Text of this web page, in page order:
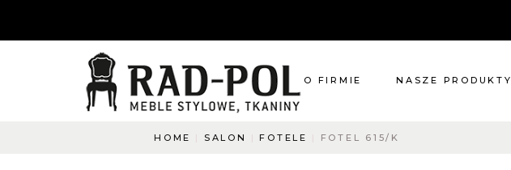
O FIRMIE NASZE PRODUKTY
HOME SALON FOTELE FOTEL 615/K